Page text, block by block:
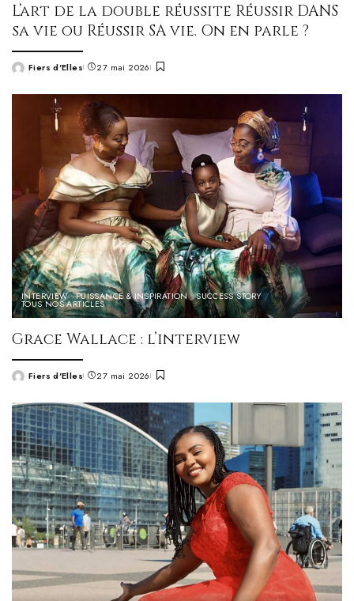
L’art de la double réussite Réussir DANS
sa vie ou Réussir SA vie. On en parle ?
PostedFiers d'Elles 27 mai 2026
INTERVIEW PUISSANCE & INSPIRATION SUCCESS STORY
TOUS NOS ARTICLES
Grace Wallace : l’interview
PostedFiers d'Elles 27 mai 2026